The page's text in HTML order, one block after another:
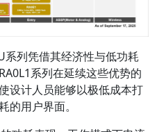
系列凭借其经济性与低功耗
系列在延续这些优势的
设计人员能够以极低成本打
的用户界面。